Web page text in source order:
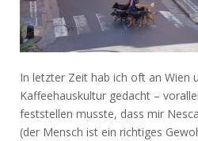
In letzter Zeit hab ich oft an Wien
Kaffeehauskultur gedacht –
feststellen musste, dass mir
(der Mensch ist ein richtiges